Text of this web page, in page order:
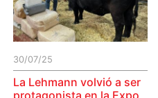
30/07/25
La Lehmann volvió a ser
protagonista en la Expo